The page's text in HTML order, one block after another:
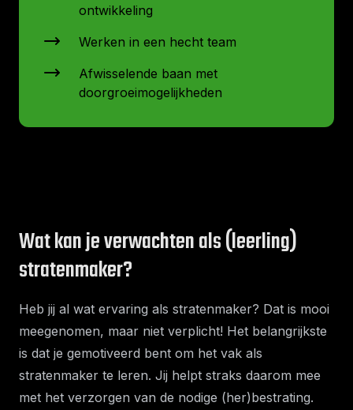
ontwikkeling
Werken in een hecht team
Afwisselende baan met
doorgroeimogelijkheden
Wat kan je verwachten als (leerling)
stratenmaker?
Heb jij al wat ervaring als stratenmaker? Dat is mooi
meegenomen, maar niet verplicht! Het belangrijkste
is dat je gemotiveerd bent om het vak als
stratenmaker te leren. Jij helpt straks daarom mee
met het verzorgen van de nodige (her)bestrating.